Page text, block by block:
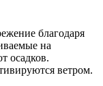
благодаря
на
осадков.
ветром.